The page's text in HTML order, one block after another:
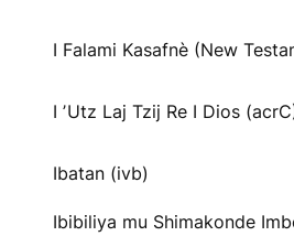
I Falami Kasafnè (New
I ʼUtz Laj Tzij Re I Dios
Ibatan (ivb)
Ibibiliya mu Shimakonde